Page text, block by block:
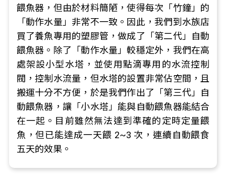
餵魚器，但由於材料簡陋，使得每次「竹鐘」的
「動作水量」非常不一致。因此，我們到水族店
買了養魚專用的塑膠管，做成了「第二代」自動
餵魚器。除了「動作水量」較穩定外，我們在高
處架設小型水塔，並使用點滴專用的水流控制
閥，控制水流量，但水塔的設置非常佔空間，且
搬運十分不方便，於是我們作出了「第三代」自
動餵魚器，讓「小水塔」能與自動餵魚器能結合
在一起。目前雖然無法達到準確的定時定量餵
魚，但已能達成一天餵 2~3 次，連續自動餵食
五天的效果。